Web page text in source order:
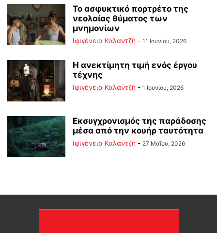
Το ασφυκτικό πορτρέτο της
νεολαίας θύματος των
μνημονίων
Ιφιγένεια Καλαντζή - 11 Ιουνίου, 2026
Η ανεκτίμητη τιμή ενός έργου
τέχνης
Ιφιγένεια Καλαντζή - 1 Ιουνίου, 2026
Εκσυγχρονισμός της παράδοσης
μέσα από την κουήρ ταυτότητα
Ιφιγένεια Καλαντζή - 27 Μαΐου, 2026